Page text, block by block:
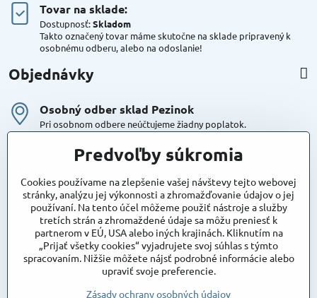
Tovar na sklade:
Dostupnosť:Skladom
Takto označený tovar máme skutočne na sklade pripravený k
osobnému odberu, alebo na odoslanie!
Objednávky
Osobný odber sklad Pezinok
Pri osobnom odbere neúčtujeme žiadny poplatok.
Kuriér DPD , Geis
Cena za dopravu:
Maxstore
Bratislavská 79
Areál Satina
90201 Pezinok
vjazd do areálu z Bratislavskej ulice
Súradnice pre GPS:
48°16'48.83"N, 17°15'39.45"E
Predvoľby súkromia
Cookies používame na zlepšenie vašej návštevy tejto webovej
stránky, analýzu jej výkonnosti a zhromažďovanie údajov o jej
používaní. Na tento účel môžeme použiť nástroje a služby
tretích strán a zhromaždené údaje sa môžu preniesť k
partnerom v EÚ, USA alebo iných krajinách. Kliknutím na
„Prijať všetky cookies“ vyjadrujete svoj súhlas s týmto
spracovaním. Nižšie môžete nájsť podrobné informácie alebo
upraviť svoje preferencie.
Zásady ochrany osobných údajov